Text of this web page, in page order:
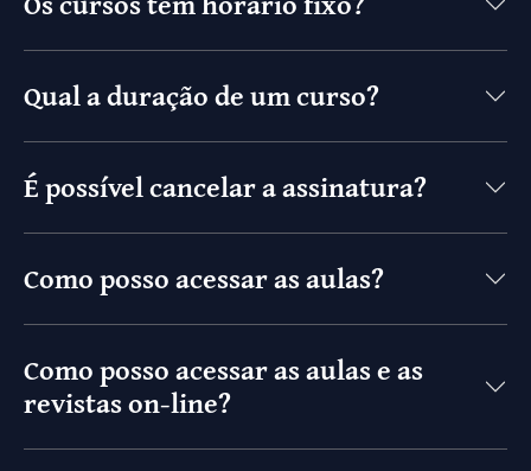
Qual a duração de um curso?
É possível cancelar a assinatura?
Como posso acessar as aulas?
Como posso acessar as aulas e as
revistas on-line?